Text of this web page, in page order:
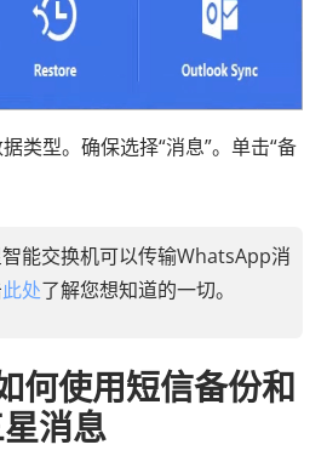
类型。确保选择“消息”。单击“备
能交换机可以传输WhatsApp消
此处了解您想知道的一切。
何使用短信备份和
消息